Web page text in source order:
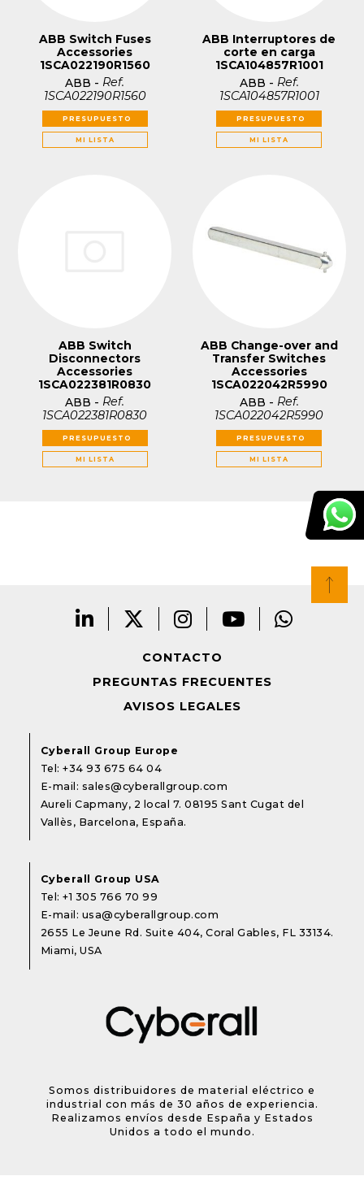
ABB Switch Fuses
Accessories
1SCA022190R1560
ABB - Ref.
1SCA022190R1560
PRESUPUESTO
MI LISTA
ABB Interruptores de
corte en carga
1SCA104857R1001
ABB - Ref.
1SCA104857R1001
PRESUPUESTO
MI LISTA
ABB Switch
Disconnectors
Accessories
1SCA022381R0830
ABB - Ref.
1SCA022381R0830
PRESUPUESTO
MI LISTA
ABB Change-over and
Transfer Switches
Accessories
1SCA022042R5990
ABB - Ref.
1SCA022042R5990
PRESUPUESTO
MI LISTA
CONTACTO
PREGUNTAS FRECUENTES
AVISOS LEGALES
Cyberall Group Europe
Tel:+34 93 675 64 04
E-mail: sales@cyberallgroup.com
Aureli Capmany, 2 local 7. 08195 Sant Cugat del
Vallès, Barcelona, España.
Cyberall Group USA
Tel:+1 305 766 70 99
E-mail: usa@cyberallgroup.com
2655 Le Jeune Rd. Suite 404, Coral Gables, FL 33134.
Miami, USA
Somos distribuidores de material eléctrico e
industrial con más de 30 años de experiencia.
Realizamos envíos desde España y Estados
Unidos a todo el mundo.